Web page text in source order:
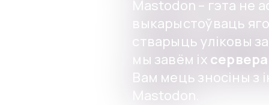
Mastodon – гэта не
выкарыстоўваць
стварыць уліковы
мы завём іх
Вам мець зносіны з
Mastodon.